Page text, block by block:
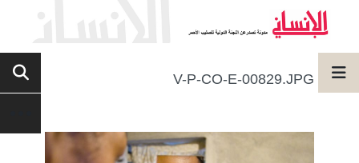
V-P-CO-E-00829.JPG